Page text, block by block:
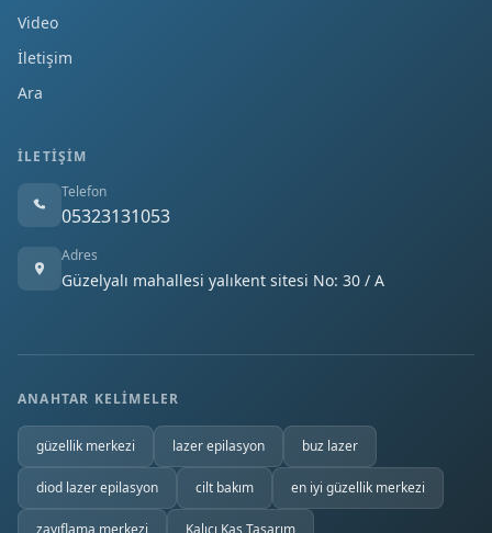
Video
İletişim
Ara
İLETIŞIM
Telefon
05323131053
Adres
Güzelyalı mahallesi yalıkent sitesi No: 30 / A
ANAHTAR KELIMELER
güzellik merkezi lazer epilasyon buz lazer
diod lazer epilasyon cilt bakım en iyi güzellik merkezi
zayıflama merkezi Kalıcı Kaş Tasarım